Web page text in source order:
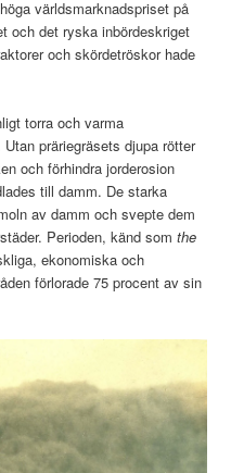
världsmarknadspriset på
och det ryska inbördeskriget
och skördetröskor hade
torra och varma
präriegräsets djupa rötter
och förhindra jorderosion
till damm. De starka
av damm och svepte dem
Perioden, känd somthe
ekonomiska och
förlorade 75 procent av sin